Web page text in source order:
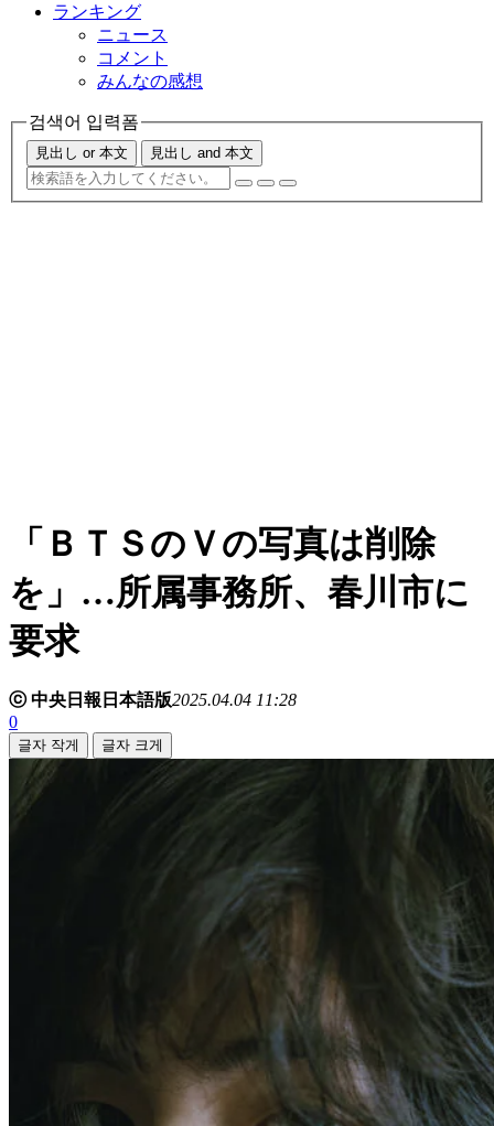
ランキング
ニュース
コメント
みんなの感想
검색어 입력폼
見出し or 本文 見出し and 本文
「ＢＴＳのＶの写真は削除
を」…所属事務所、春川市に
要求
ⓒ 中央日報日本語版2025.04.04 11:28
0
글자 작게 글자 크게